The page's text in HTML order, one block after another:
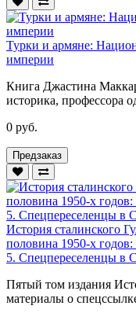
Турки и армяне:
империи
Книга Джастина
историка, профессора
0 руб.
Предзаказ
История сталинского
половина 1950-х
5. Спецпереселенцы в
Пятый том издания
материалы о